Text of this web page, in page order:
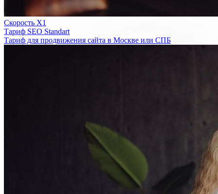
Скорость Х1
Тариф SEO Standart
Тариф для продвижения сайта в Москве или СПБ